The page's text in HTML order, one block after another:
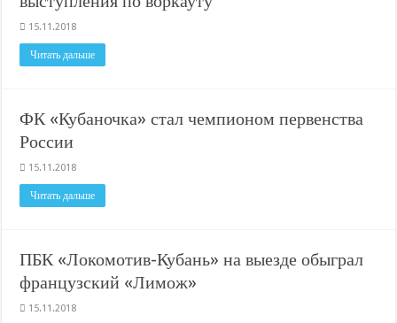
15.11.2018
Читать дальше
ФК «Кубаночка» стал чемпионом первенства
России
15.11.2018
Читать дальше
ПБК «Локомотив-Кубань» на выезде обыграл
французский «Лимож»
15.11.2018